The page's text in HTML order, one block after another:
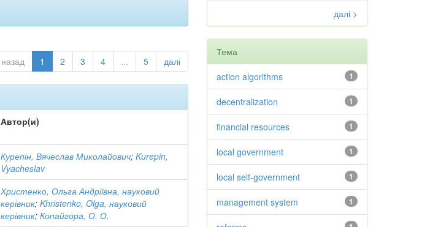
назад 1 2 3 4 ... 5 далі
Автор(и)
Курепін, Вячеслав Миколайович;Kurepin,
Vyacheslav
Христенко, Ольга Андріївна, науковий
керівник;Khristenko, Olga, науковий
керівник;Копайгора, О. О.
далі >
Тема
1
action algorithms
1
decentralization
1
financial resources
1
local government
1
local self-government
1
management system